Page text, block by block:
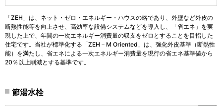
「ZEH」は、ネット・ゼロ・エネルギー・ハウスの略であり、外壁など外皮の
断熱性能等を向上させ、高効率な設備システムなどを導入し、「省エネ」を実
現した上で、年間の一次エネルギー消費量の収支をゼロとすることを目指した
住宅です。当社が標準化する「ZEH－M Oriented」は、強化外皮基準（断熱性
能）を満たし、省エネによる一次エネルギー消費量を現行の省エネ基準値から
20％以上削減とする基準です。
節湯水栓